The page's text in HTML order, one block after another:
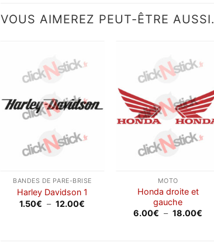
VOUS AIMEREZ PEUT-ÊTRE
BANDES DE PARE-BRISE
Harley Davidson 1
1.50€ – 12.00€
wishlist
MOTO
Honda droite et
gauche
6.00€ – 18.00€